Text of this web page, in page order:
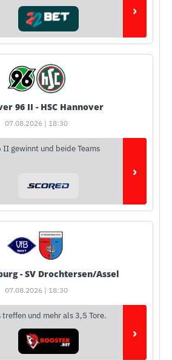
›
96 II - HSC Hannover
07.08.2026 | 18:30
II gewinnt und beide Teams
›
- SV Drochtersen/Assel
07.08.2026 | 18:30
treffen und mehr als 3,5 Tore.
›